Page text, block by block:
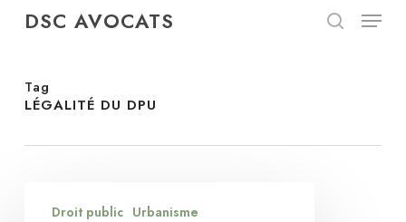
content
DSC AVOCATS Menu
Tag
LÉGALITÉ DU DPU
Droit public Urbanisme